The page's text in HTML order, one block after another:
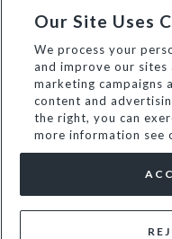
© Dune Group
Our Site Uses
We process your
and improve our sites
marketing campaigns
content and
the right, you can
more information see